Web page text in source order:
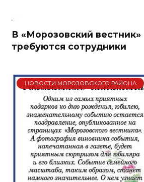
В «Морозовский вестник»
требуются сотрудники
НОВОСТИ МОРОЗОВСКОГО РАЙОНА